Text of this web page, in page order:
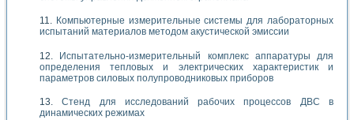
Компьютерные измерительные системы для лабораторных
испытаний материалов методом акустической эмиссии
Испытательно-измерительный комплекс аппаратуры для
определения тепловых и электрических характеристик и
параметров силовых полупроводниковых приборов
Стенд для исследований рабочих процессов ДВС в
динамических режимах